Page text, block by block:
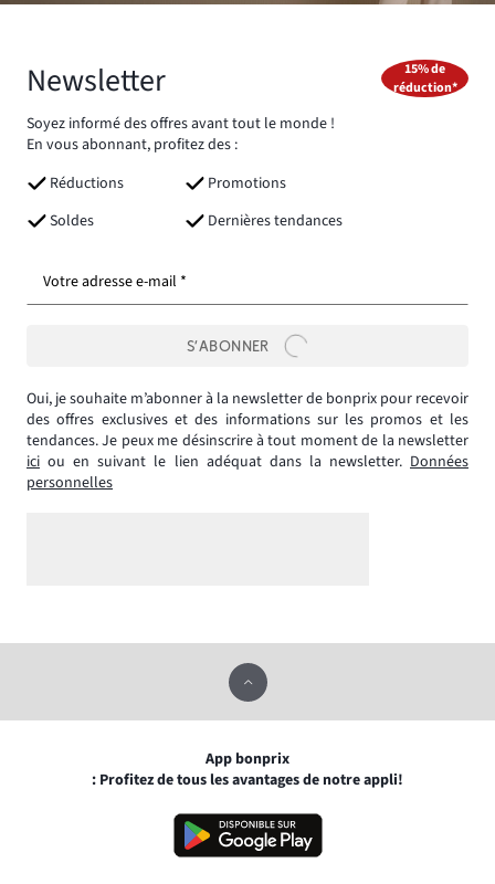
Newsletter
Soyez informé des offres avant tout le monde !
En vous abonnant, profitez des :
Réductions
Promotions
Soldes
Dernières tendances
15% de
réduction*
Votre adresse e-mail *
S’ABONNER
Oui, je souhaite m’abonner à la newsletter de bonprix pour recevoir
des offres exclusives et des informations sur les promos et les
tendances. Je peux me désinscrire à tout moment de la newsletter
ici ou en suivant le lien adéquat dans la newsletter. Données
personnelles
App bonprix
: Profitez de tous les avantages de notre appli!